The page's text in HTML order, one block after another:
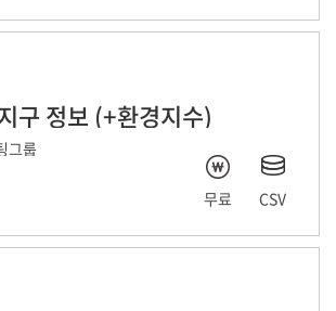
구 정보 (+환경지수)
그룹
무료 CSV